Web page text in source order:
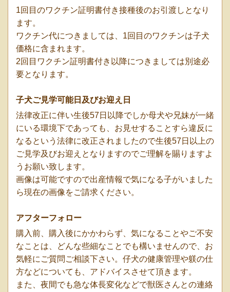
1回目のワクチン証明書付き接種後のお引渡しとなり
ます。
ワクチン代につきましては、1回目のワクチンは子犬
価格に含まれます。
2回目ワクチン証明書付き以降につきましては別途必
要となります。
子犬ご見学可能日及びお迎え日
法律改正に伴い生後57日以降でしか母犬や兄妹が一緒
にいる環境下であっても、お見せすることすら違反に
なるという法律に改正されましたので生後57日以上の
ご見学及びお迎えとなりますのでご理解を賜りますよ
うお願い致します。
画像は可能ですので出産情報で気になる子がいました
ら現在の画像をご請求ください。
アフターフォロー
購入前、購入後にかかわらず、気になることやご不安
なことは、どんな些細なことでも構いませんので、お
気軽にご質問ご相談下さい。仔犬の健康管理や躾の仕
方などについても、アドバイスさせて頂きます。
また、夜間でも急な体長変化などで獣医さんとの連絡